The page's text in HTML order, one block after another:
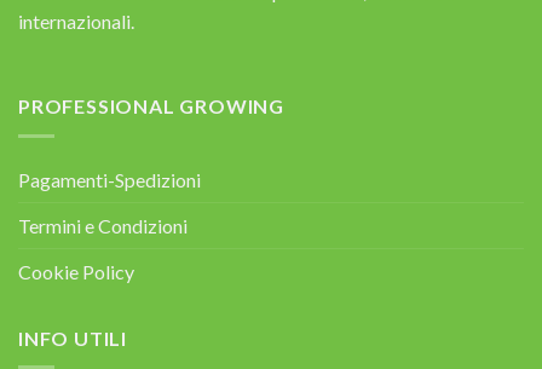
internazionali.
PROFESSIONAL GROWING
Pagamenti-Spedizioni
Termini e Condizioni
Cookie Policy
INFO UTILI